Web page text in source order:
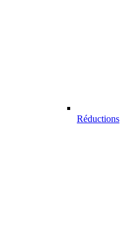
Réductions